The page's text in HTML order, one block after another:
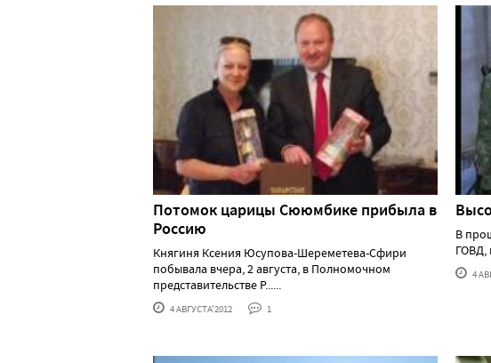
Потомок царицы Сююмбике прибыла в
Россию
Княгиня Ксения Юсупова-Шереметева-Сфири
побывала вчера, 2 августа, в Полномочном
представительстве Р......
4 АВГУСТА'2012 1
В
ГОВД,
4